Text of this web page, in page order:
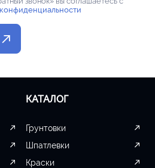
КАТАЛОГ
Грунтовки
Шпатлевки
Краски